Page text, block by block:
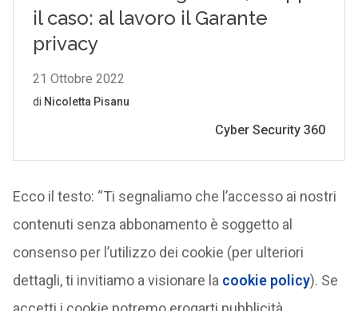
Ecco il testo: “Ti segnaliamo che l’accesso ai nostri
contenuti senza abbonamento è soggetto al
consenso per l’utilizzo dei cookie (per ulteriori
dettagli, ti invitiamo a visionare la cookie policy). Se